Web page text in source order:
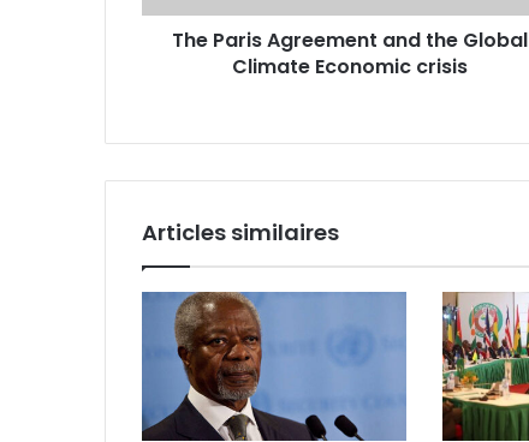
The Paris Agreement and the Global
Climate Economic crisis
Articles similaires